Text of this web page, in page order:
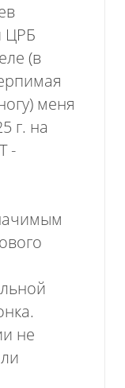
ЦРБ
(в
меня
г. на
-
не